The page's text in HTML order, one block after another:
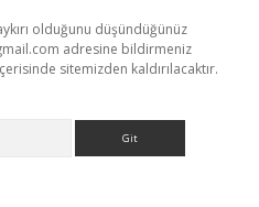
olduğunu düşündüğünüz
adresine bildirmeniz
sitemizden kaldırılacaktır.